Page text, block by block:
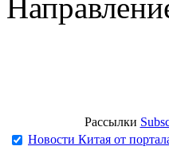
Рассылки
Новости Китая от